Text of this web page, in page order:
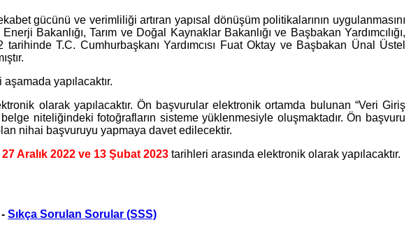
gücünü ve verimliliği artıran yapısal dönüşüm politikalarının uygulanmasını
Bakanlığı, Tarım ve Doğal Kaynaklar Bakanlığı ve Başbakan Yardımcılığı,
T.C. Cumhurbaşkanı Yardımcısı Fuat Oktay ve Başbakan Ünal Üstel
yapılacaktır.
olarak yapılacaktır. Ön başvurular elektronik ortamda bulunan “Veri Giriş
niteliğindeki fotoğrafların sisteme yüklenmesiyle oluşmaktadır. Ön başvuru
nihai başvuruyu yapmaya davet edilecektir.
27 Aralık 2022 ve 13 Şubat 2023 tarihleri arasında elektronik olarak yapılacaktır.
- Sıkça Sorulan Sorular (SSS)